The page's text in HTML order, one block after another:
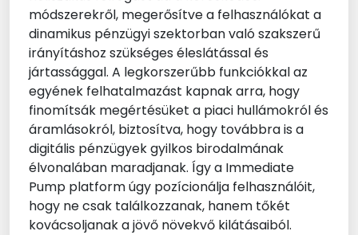
módszerekről, megerősítve a felhasználókat a
dinamikus pénzügyi szektorban való szakszerű
irányításhoz szükséges éleslátással és
jártassággal. A legkorszerűbb funkciókkal az
egyének felhatalmazást kapnak arra, hogy
finomítsák megértésüket a piaci hullámokról és
áramlásokról, biztosítva, hogy továbbra is a
digitális pénzügyek gyilkos birodalmának
élvonalában maradjanak. Így a Immediate
Pump platform úgy pozícionálja felhasználóit,
hogy ne csak találkozzanak, hanem tőkét
kovácsoljanak a jövő növekvő kilátásaiból.